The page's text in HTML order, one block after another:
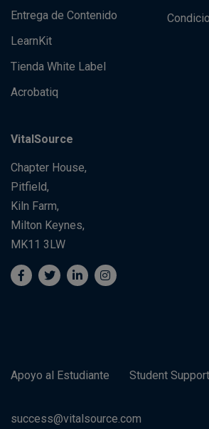
Entrega de Contenido
LearnKit
Tienda White Label
Acrobatiq
VitalSource
Chapter House,
Pitfield,
Kiln Farm,
Milton Keynes,
MK11 3LW
Apoyo al Estudiante Student Support
success@vitalsource.com